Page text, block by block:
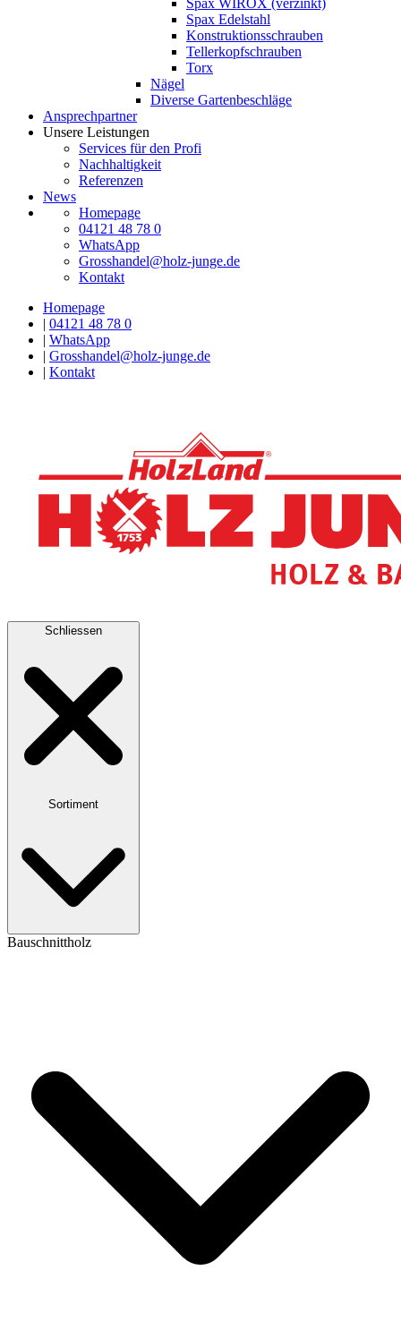
Spax Edelstahl
Konstruktionsschrauben
Tellerkopfschrauben
Torx
Nägel
Diverse Gartenbeschläge
Ansprechpartner
Unsere Leistungen
Services für den Profi
Nachhaltigkeit
Referenzen
News
Homepage
04121 48 78 0
WhatsApp
Grosshandel@holz-junge.de
Kontakt
Homepage
| 04121 48 78 0
| WhatsApp
| Grosshandel@holz-junge.de
| Kontakt
Schliessen
Sortiment
Bauschnittholz